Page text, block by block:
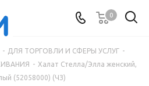
0
- ДЛЯ ТОРГОВЛИ И СФЕРЫ УСЛУГ -
- Халат Стелла/Элла женский,
(52058000) (ЧЗ)